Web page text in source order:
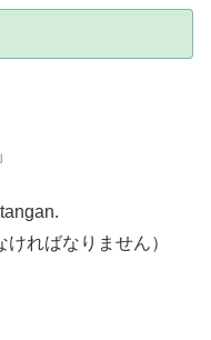
ければなりません）